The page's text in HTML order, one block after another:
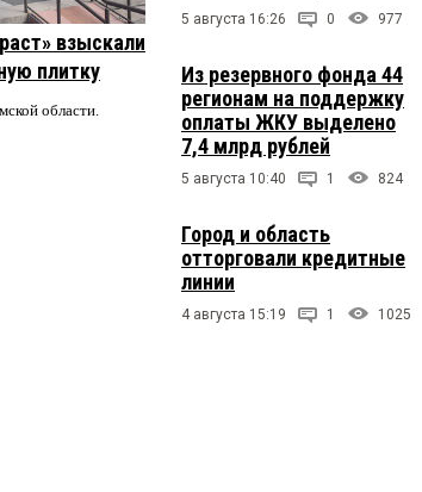
взыскали
плитку
области.
5 августа 16:26 0 977
Из резервного фонда 44
регионам на поддержку
оплаты ЖКУ выделено
7,4 млрд рублей
5 августа 10:40 1 824
Город и область
отторговали кредитные
линии
4 августа 15:19 1 1025